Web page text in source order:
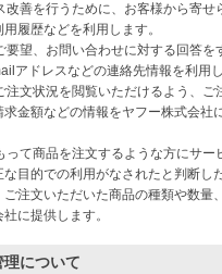
改善を行うために、お客様から寄せ
履歴などを利用します。
要望、お問い合わせに対する回答を
アドレスなどの連絡先情報を利用し
注文状況を閲覧いただけるよう、ご
金額などの情報をヤフー株式会社
って商品を注文するような方にサー
目的での利用がなされたと判断し
注文いただいた商品の種類や数量
に提供します。
について